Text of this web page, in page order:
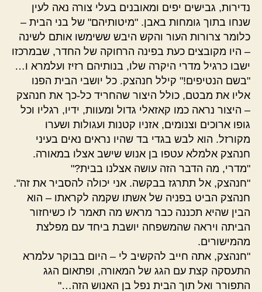
נדירות, גבישים יפים ומאובנים בעלי צורה נאה לעין
שנחו בתוך גומחות באבן. "מיטותיהם" של בני הבית –
כלומר צרורות העור והקש היבש ששימשו אותם לשינה
– היו מקובצים כעת בפינה הרחוקה של החדר, שבמרכזו
ישבו כרגיל מדרי היקרה שלו, בנותיהם רזיז ועלמרא ו…
"בשם הנטיפים!" קילל חנהצק. כל יושבי הבית הפנו
אליו את מבטם, כולל היצור שהחריד כל-כך את חנהצק
– היצור נראה כמו קאזאלי גדול ומעוות, ידיו, רגליו וכל
גופו ארוכים וצנומים, אזניו קטנות ועגולות ושערו
מקורזל. הוא לבש בגדי בד שהיו נראים נאים בעיני
חנהצק אלמלא עטפו בן אנוש שישב אצלו במאורה.
"מדרי, מה הדבר הזה עושה אצלנו בבית?"
"חנהצק, אל תתרגז בבקשה. אני יכולה להסביר את זה".
חנהצק הביט בפניה של אשתו שקמה לקראתו – הוא
הבין שהיא תכננה כבר מראש מה תאמר לו כשיחזור
הביתה ויראה שהמשפחה יושבת ביחד עם מפלצת
מהמישורים.
"חנהצק, אתה חייב להקשיב לי – היום בבוקר עלמרא
התעסקה קצת עם הגג של המאורה, ופתאום הגג
התפורר ואל תוך הבית נפל בן האנוש הזה…"